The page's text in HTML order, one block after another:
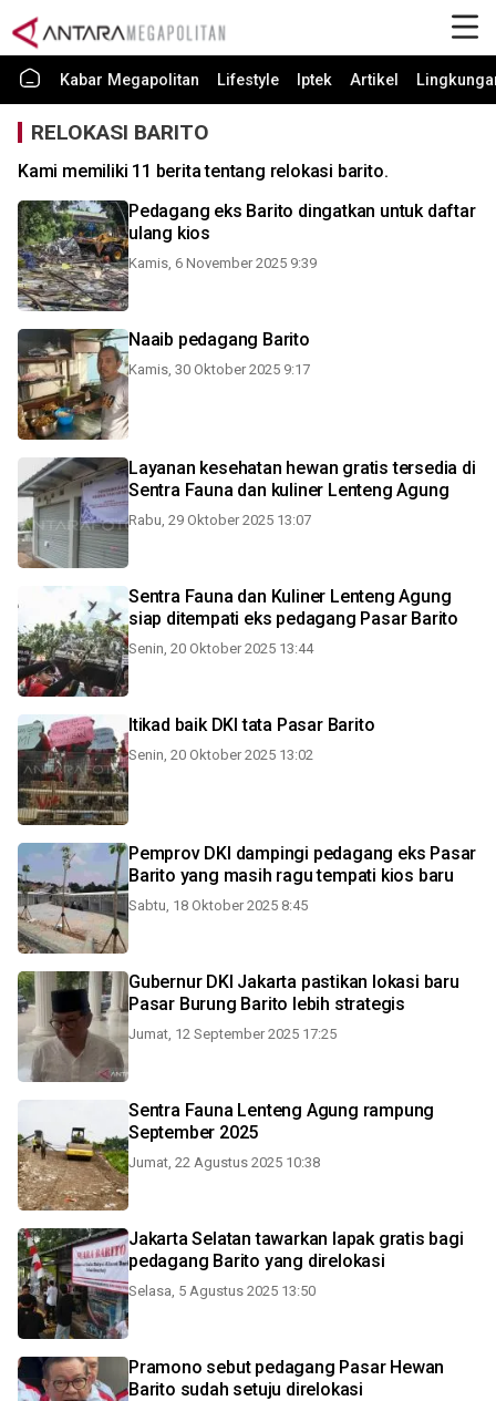
Kabar Megapolitan Lifestyle Iptek Artikel
RELOKASI BARITO
Kami memiliki 11 berita tentang relokasi barito.
Pedagang eks Barito dingatkan untuk daftar
ulang kios
Kamis, 6 November 2025 9:39
Naaib pedagang Barito
Kamis, 30 Oktober 2025 9:17
Layanan kesehatan hewan gratis tersedia di
Sentra Fauna dan kuliner Lenteng Agung
Rabu, 29 Oktober 2025 13:07
Sentra Fauna dan Kuliner Lenteng Agung
siap ditempati eks pedagang Pasar Barito
Senin, 20 Oktober 2025 13:44
Itikad baik DKI tata Pasar Barito
Senin, 20 Oktober 2025 13:02
Pemprov DKI dampingi pedagang eks Pasar
Barito yang masih ragu tempati kios baru
Sabtu, 18 Oktober 2025 8:45
Gubernur DKI Jakarta pastikan lokasi baru
Pasar Burung Barito lebih strategis
Jumat, 12 September 2025 17:25
Sentra Fauna Lenteng Agung rampung
September 2025
Jumat, 22 Agustus 2025 10:38
Jakarta Selatan tawarkan lapak gratis bagi
pedagang Barito yang direlokasi
Selasa, 5 Agustus 2025 13:50
Pramono sebut pedagang Pasar Hewan
Barito sudah setuju direlokasi